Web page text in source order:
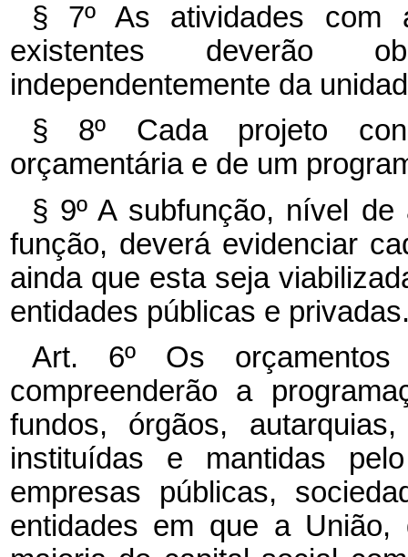
§ 7º As atividades com
existentes deverão
independentemente da
§ 8º Cada projeto
orçamentária e de um
§ 9º A subfunção, nível
função, deverá evidenciar
ainda que esta seja
entidades públicas e
Art. 6º Os
compreenderão a
fundos, órgãos,
instituídas e mantidas
empresas públicas,
entidades em que a União,